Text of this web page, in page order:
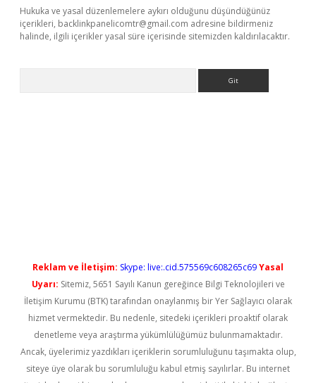
Hukuka ve yasal düzenlemelere aykırı olduğunu düşündüğünüz
içerikleri, backlinkpanelicomtr@gmail.com adresine bildirmeniz
halinde, ilgili içerikler yasal süre içerisinde sitemizden kaldırılacaktır.
Reklam ve İletişim: Skype: live:.cid.575569c608265c69Yasal
Uyarı: Sitemiz, 5651 Sayılı Kanun gereğince Bilgi Teknolojileri ve
İletişim Kurumu (BTK) tarafından onaylanmış bir Yer Sağlayıcı olarak
hizmet vermektedir. Bu nedenle, sitedeki içerikleri proaktif olarak
denetleme veya araştırma yükümlülüğümüz bulunmamaktadır.
Ancak, üyelerimiz yazdıkları içeriklerin sorumluluğunu taşımakta olup,
siteye üye olarak bu sorumluluğu kabul etmiş sayılırlar. Bu internet